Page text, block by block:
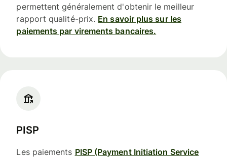
permettent généralement d'obtenir le meilleur
rapport qualité-prix. En savoir plus sur les
paiements par virements bancaires.
PISP
Les paiements PISP (Payment Initiation Service